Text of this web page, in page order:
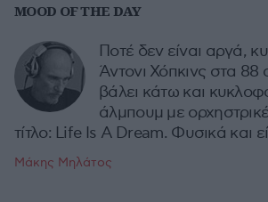
MOOD OF THE DAY
Ποτέ δεν είναι αργά,
Άντονι Χόπκινς στα 88
βάλει κάτω και
άλμπουμ με
τίτλο: Life Is A Dream. Φυσικά και
Μάκης Μηλάτος